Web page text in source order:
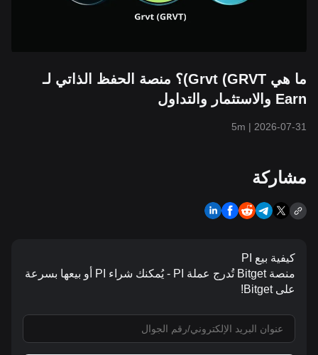
ما هي Grvt (GRVT)؟ منصة الحفظ الذاتي لـ
Earn والاستثمار والتداول
2026-07-31
|
5m
مشاركة
كيفية بيع PI
منصة Bitget تُدرج عملة PI - يُمكنك شراء PI أو بيعها بسرعة
على Bitget!